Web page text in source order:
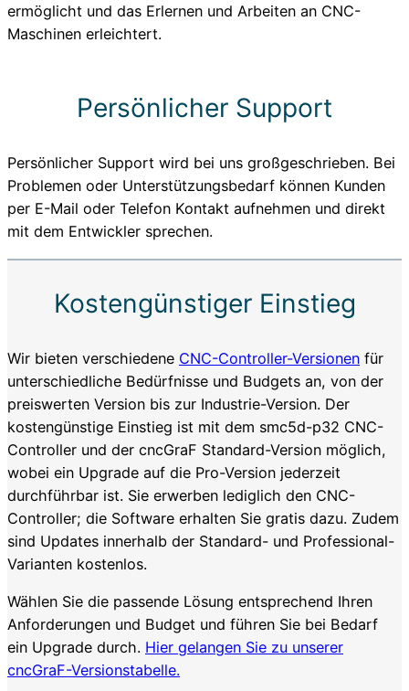
ermöglicht und das Erlernen und Arbeiten an CNC-
Maschinen erleichtert.
Persönlicher Support
Persönlicher Support wird bei uns großgeschrieben. Bei
Problemen oder Unterstützungsbedarf können Kunden
per E-Mail oder Telefon Kontakt aufnehmen und direkt
mit dem Entwickler sprechen.
Kostengünstiger Einstieg
Wir bieten verschiedene CNC-Controller-Versionen für
unterschiedliche Bedürfnisse und Budgets an, von der
preiswerten Version bis zur Industrie-Version. Der
kostengünstige Einstieg ist mit dem smc5d-p32 CNC-
Controller und der cncGraF Standard-Version möglich,
wobei ein Upgrade auf die Pro-Version jederzeit
durchführbar ist. Sie erwerben lediglich den CNC-
Controller; die Software erhalten Sie gratis dazu. Zudem
sind Updates innerhalb der Standard- und Professional-
Varianten kostenlos.
Wählen Sie die passende Lösung entsprechend Ihren
Anforderungen und Budget und führen Sie bei Bedarf
ein Upgrade durch. Hier gelangen Sie zu unserer
cncGraF-Versionstabelle.